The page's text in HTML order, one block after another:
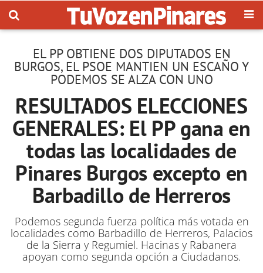
EL PP OBTIENE DOS DIPUTADOS EN
BURGOS, EL PSOE MANTIEN UN ESCAÑO Y
PODEMOS SE ALZA CON UNO
RESULTADOS ELECCIONES
GENERALES: El PP gana en
todas las localidades de
Pinares Burgos excepto en
Barbadillo de Herreros
Podemos segunda fuerza política más votada en
localidades como Barbadillo de Herreros, Palacios
de la Sierra y Regumiel. Hacinas y Rabanera
apoyan como segunda opción a Ciudadanos.